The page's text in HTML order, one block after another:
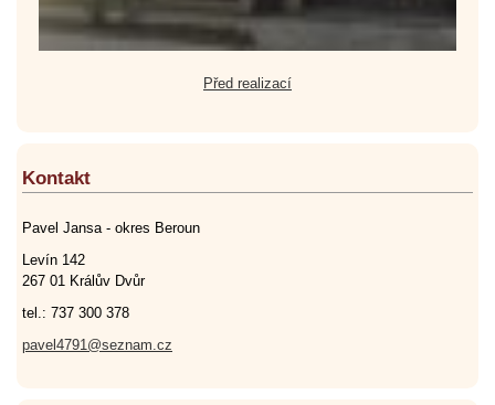
Před realizací
Kontakt
Pavel Jansa - okres Beroun
Levín 142
267 01 Králův Dvůr
tel.: 737 300 378
pavel4791@seznam.cz